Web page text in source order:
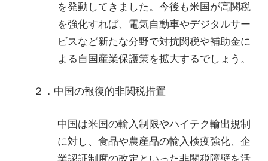
を発動してきました。今後も米国が高関税
を強化すれば、電気自動車やデジタルサー
ビスなど新たな分野で対抗関税や補助金に
よる自国産業保護策を拡大するでしょう。
２．中国の報復的非関税措置
中国は米国の輸入制限やハイテク輸出規制
に対し、食品や農産品の輸入検疫強化、企